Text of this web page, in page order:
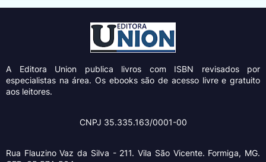
A Editora Union publica livros com ISBN revisados por
especialistas na área. Os ebooks são de acesso livre e gratuito
aos leitores.
CNPJ 35.335.163/0001-00
Rua Flauzino Vaz da Silva - 211.Vila São Vicente. Formiga, MG.